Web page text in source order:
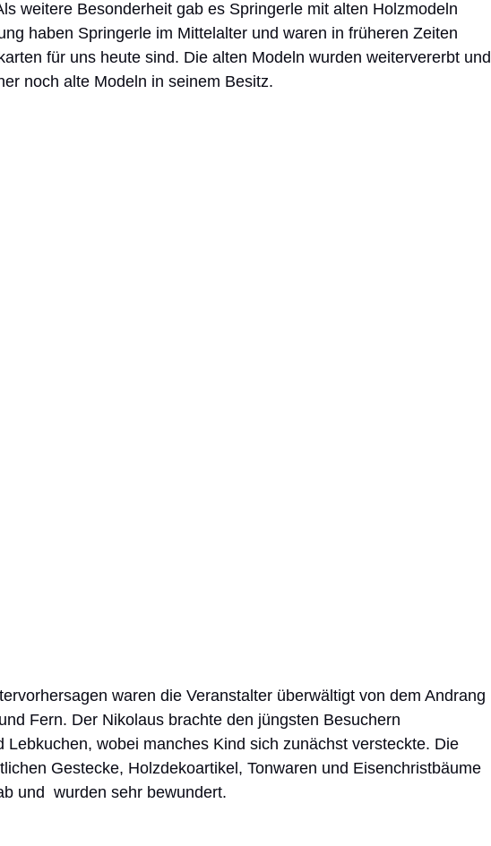
weitere Besonderheit gab es Springerle mit alten Holzmodeln
haben Springerle im Mittelalter und waren in früheren Zeiten
für uns heute sind. Die alten Modeln wurden weitervererbt und
noch alte Modeln in seinem Besitz.
Fern. Der Nikolaus brachte den jüngsten Besuchern
Lebkuchen, wobei manches Kind sich zunächst versteckte. Die
Gestecke, Holzdekoartikel, Tonwaren und Eisenchristbäume
und  wurden sehr bewundert.